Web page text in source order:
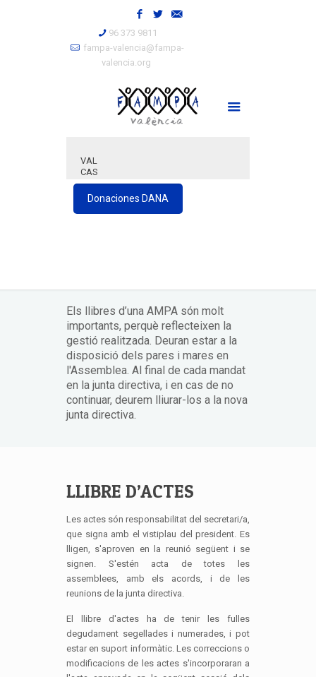
96 373 9811
fampa-valencia@fampa-
valencia.org
VAL
CAS
Donaciones DANA
Els llibres d’una AMPA són molt
importants, perquè reflecteixen la
gestió realitzada. Deuran estar a la
disposició dels pares i mares en
l'Assemblea. Al final de cada mandat
en la junta directiva, i en cas de no
continuar, deurem lliurar-los a la nova
junta directiva.
LLIBRE D’ACTES
Les actes són responsabilitat del secretari/a,
que signa amb el vistiplau del president. Es
lligen, s'aproven en la reunió següent i se
signen. S'estén acta de totes les
assemblees, amb els acords, i de les
reunions de la junta directiva.
El llibre d'actes ha de tenir les fulles
degudament segellades i numerades, i pot
estar en suport informàtic. Les correccions o
modificacions de les actes s'incorporaran a